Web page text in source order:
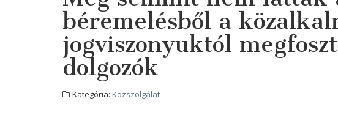
béremelésből a
jogviszonyuktól
dolgozók
Kategória: Közszolgálat